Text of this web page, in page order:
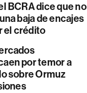
BCRA dice que no
baja de encajes
el crédito
por temor a
sobre Ormuz